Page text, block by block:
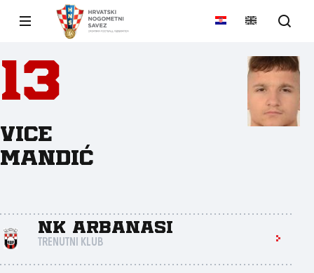
13
Vice
Mandić
NK Arbanasi
TRENUTNI KLUB